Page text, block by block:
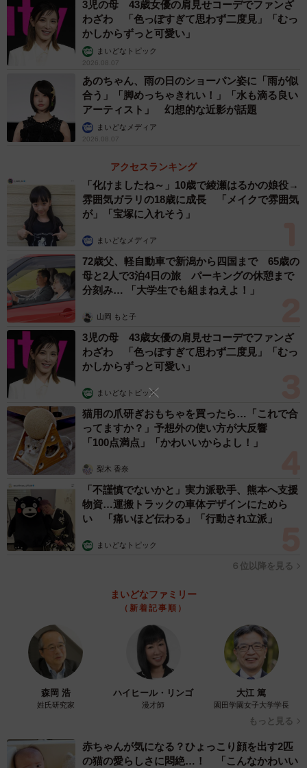
3児の母 43歳女優の肩見せコーデでファンざ
わざわ 「色っぽすぎて思わず二度見」「むっ
かしからずっと可愛い」
まいどなトピック
2026.08.07
あのちゃん、雨の日のショーパン姿に「雨が似
合う」「脚めっちゃきれい！」「水も滴る良い
アーティスト」 幻想的な近影が話題
まいどなメディア
2026.08.07
アクセスランキング
「化けましたね～」10歳で綾瀬はるかの娘役→
雰囲気ガラリの18歳に成長 「メイクで雰囲気
が」「宝塚に入れそう」
まいどなメディア
72歳父、軽自動車で新潟から四国まで 65歳の
母と2人で3泊4日の旅 パーキングの休憩まで
分刻み… 「大学生でも組まねえよ！」
山岡 もと子
3児の母 43歳女優の肩見せコーデでファンざ
わざわ 「色っぽすぎて思わず二度見」「むっ
かしからずっと可愛い」
まいどなトピック
猫用の爪研ぎおもちゃを買ったら…「これで合
ってますか？」予想外の使い方が大反響
「100点満点」「かわいいからよし！」
梨木 香奈
「不謹慎でないかと」実力派歌手、熊本へ支援
物資…運搬トラックの車体デザインにためら
い 「痛いほど伝わる」「行動され立派」
まいどなトピック
６位以降を見る
まいどなファミリー
（新着記事順）
森岡 浩
姓氏研究家
ハイヒール・リンゴ
漫才師
大江 篤
園田学園女子大学学長
もっと見る
赤ちゃんが気になる？ひょっこり顔を出す2匹
の猫の愛らしさに悶絶…！ 「こんなかわいい